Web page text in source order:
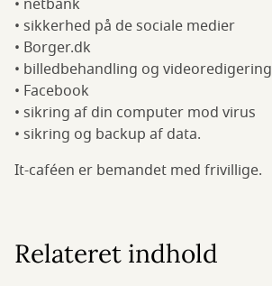
• netbank
• sikkerhed på de sociale medier
• Borger.dk
• billedbehandling og videoredigering
• Facebook
• sikring af din computer mod virus
• sikring og backup af data.
It-caféen er bemandet med frivillige.
Relateret indhold